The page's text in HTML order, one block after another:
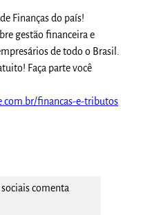
Finanças do país!
gestão financeira e
de todo o Brasil.
Faça parte você
financas-e-tributos
comenta